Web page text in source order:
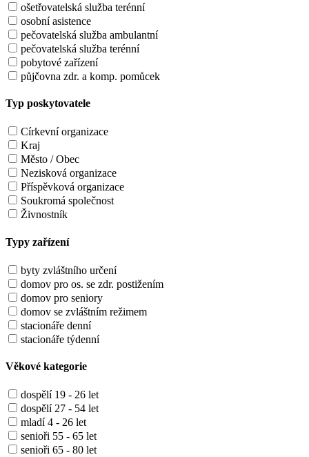
ošetřovatelská služba terénní
osobní asistence
pečovatelská služba ambulantní
pečovatelská služba terénní
pobytové zařízení
půjčovna zdr. a komp. pomůcek
Typ poskytovatele
Církevní organizace
Kraj
Město / Obec
Nezisková organizace
Příspěvková organizace
Soukromá společnost
Živnostník
Typy zařízení
byty zvláštního určení
domov pro os. se zdr. postižením
domov pro seniory
domov se zvláštním režimem
stacionáře denní
stacionáře týdenní
Věkové kategorie
dospělí 19 - 26 let
dospělí 27 - 54 let
mladí 4 - 26 let
senioři 55 - 65 let
senioři 65 - 80 let